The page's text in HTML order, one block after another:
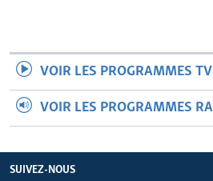
VOIR LES PROGRAMMES TV
VOIR LES PROGRAMMES
SUIVEZ-NOUS